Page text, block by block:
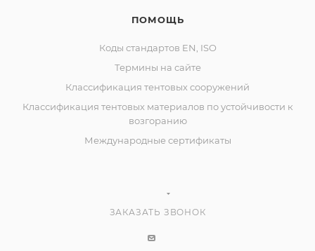
ПОМОЩЬ
Коды стандартов EN, ISO
Термины на сайте
Классификация тентовых сооружений
Классификация тентовых материалов по устойчивости к
возгоранию
Международные сертификаты
ЗАКАЗАТЬ ЗВОНОК